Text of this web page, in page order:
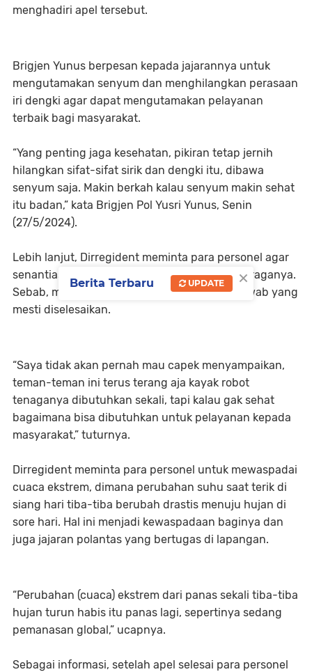
menghadiri apel tersebut.
Brigjen Yunus berpesan kepada jajarannya untuk
mengutamakan senyum dan menghilangkan perasaan
iri dengki agar dapat mengutamakan pelayanan
terbaik bagi masyarakat.
“Yang penting jaga kesehatan, pikiran tetap jernih
hilangkan sifat-sifat sirik dan dengki itu, dibawa
senyum saja. Makin berkah kalau senyum makin sehat
itu badan,” kata Brigjen Pol Yusri Yunus, Senin
(27/5/2024).
Lebih lanjut, Dirregident meminta para personel agar
senantiasa menjaga kesehatan fisik dan juga raganya.
Sebab, masih banyak tugas dan tanggung jawab yang
mesti diselesaikan.
“Saya tidak akan pernah mau capek menyampaikan,
teman-teman ini terus terang aja kayak robot
tenaganya dibutuhkan sekali, tapi kalau gak sehat
bagaimana bisa dibutuhkan untuk pelayanan kepada
masyarakat,” tuturnya.
Dirregident meminta para personel untuk mewaspadai
cuaca ekstrem, dimana perubahan suhu saat terik di
siang hari tiba-tiba berubah drastis menuju hujan di
sore hari. Hal ini menjadi kewaspadaan baginya dan
juga jajaran polantas yang bertugas di lapangan.
“Perubahan (cuaca) ekstrem dari panas sekali tiba-tiba
hujan turun habis itu panas lagi, sepertinya sedang
pemanasan global,” ucapnya.
Sebagai informasi, setelah apel selesai para personel
×
Berita Terbaru UPDATE